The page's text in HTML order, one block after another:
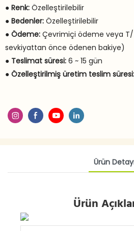
● Renk: Özelleştirilebilir
● Bedenler: Özelleştirilebilir
● Ödeme: Çevrimiçi ödeme veya
sevkiyattan önce ödenen bakiye)
● Teslimat süresi: 6 ~ 15 gün
● Özelleştirilmiş üretim teslim süresi:
Ürün
Ürün